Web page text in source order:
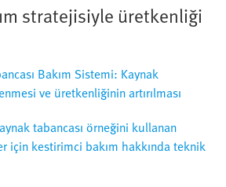
stratejisiyle üretkenliği
Bakım Sistemi: Kaynak
ve üretkenliğinin artırılması
tabancası örneğini kullanan
için kestirimci bakım hakkında teknik